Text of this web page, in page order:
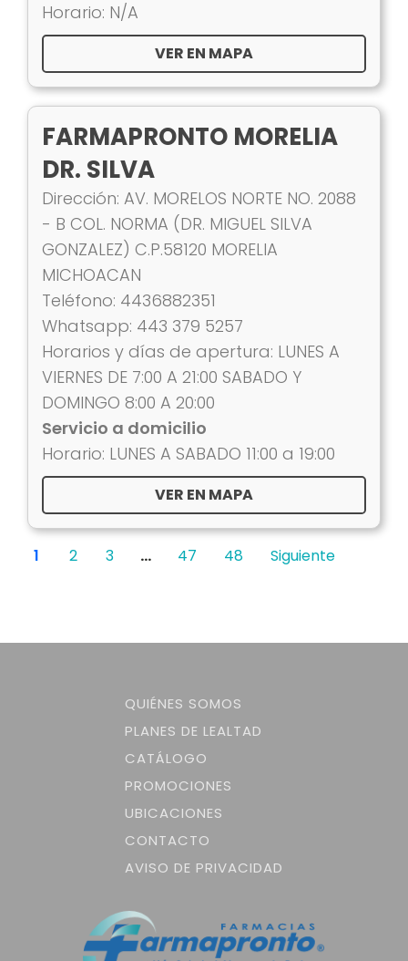
Horario: N/A
VER EN MAPA
FARMAPRONTO MORELIA
DR. SILVA
Dirección: AV. MORELOS NORTE NO. 2088
- B COL. NORMA (DR. MIGUEL SILVA
GONZALEZ) C.P.58120 MORELIA
MICHOACAN
Teléfono: 4436882351
Whatsapp: 443 379 5257
Horarios y días de apertura: LUNES A
VIERNES DE 7:00 A 21:00 SABADO Y
DOMINGO 8:00 A 20:00
Servicio a domicilio
Horario: LUNES A SABADO 11:00 a 19:00
VER EN MAPA
1 2 3 … 47 48 Siguiente
QUIÉNES SOMOS
PLANES DE LEALTAD
CATÁLOGO
PROMOCIONES
UBICACIONES
CONTACTO
AVISO DE PRIVACIDAD